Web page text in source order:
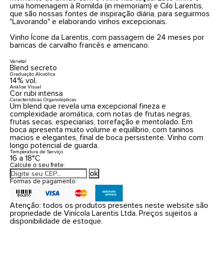
uma homenagem à Romilda (in memoriam) e Cilo Larentis,
que são nossas fontes de inspiração diária, para seguirmos
"Lavorando" e elaborando vinhos excepcionais.
Vinho Ícone da Larentis, com passagem de 24 meses por
barricas de carvalho francês e americano.
Varietal
Blend secreto
Graduação Alcoólica
14% vol.
Análise Visual
Cor rubi intensa
Características Organolépticas
Um blend que revela uma excepcional fineza e
complexidade aromática, com notas de frutas negras,
frutas secas, especiarias, torrefação e mentolado. Em
boca apresenta muito volume e equilíbrio, com taninos
macios e elegantes, final de boca persistente. Vinho com
longo potencial de guarda.
Temperatura de Serviço
16 a 18°C
Calcule o seu frete:
Formas de pagamento:
Atenção: todos os produtos presentes neste website são
propriedade de Vinícola Larentis Ltda. Preços sujeitos a
disponibilidade de estoque.